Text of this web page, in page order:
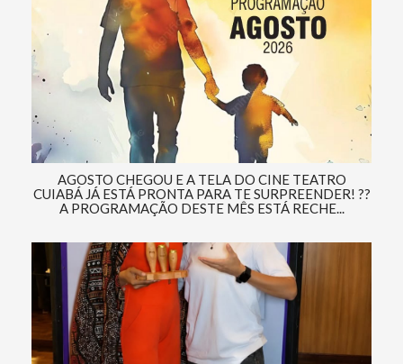
AGOSTO CHEGOU E A TELA DO CINE TEATRO
CUIABÁ JÁ ESTÁ PRONTA PARA TE SURPREENDER! ??
A PROGRAMAÇÃO DESTE MÊS ESTÁ RECHE...